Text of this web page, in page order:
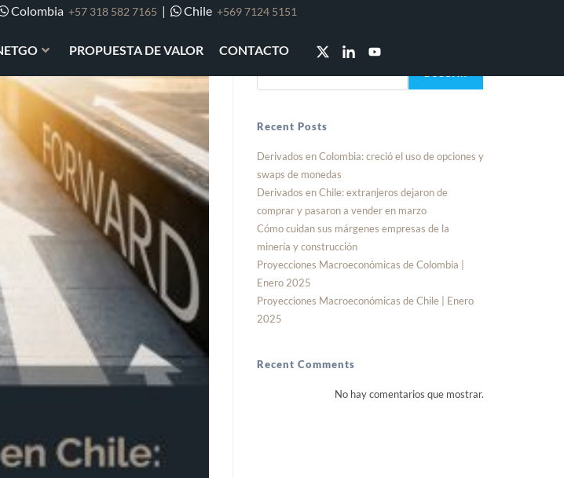
Colombia+57 318 582 7165 | Chile+569 7124 5151
PROPUESTA DE VALOR CONTACTO
Buscar
BUSCAR
Recent Posts
Derivados en Colombia: creció el uso de opciones y
swaps de monedas
Derivados en Chile: extranjeros dejaron de
comprar y pasaron a vender en marzo
Cómo cuidan sus márgenes empresas de la
minería y construcción
Proyecciones Macroeconómicas de Colombia |
Enero 2025
Proyecciones Macroeconómicas de Chile | Enero
2025
Recent Comments
No hay comentarios que mostrar.